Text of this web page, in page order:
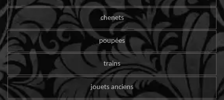
chenets
poupées
trains
jouets anciens